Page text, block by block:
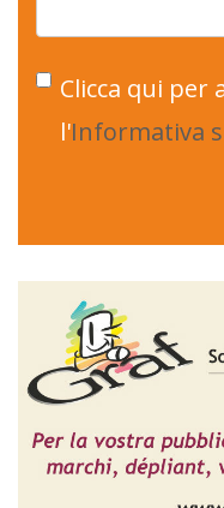
Clicca qui per
l'Informativa